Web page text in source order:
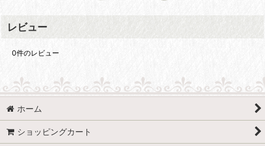
レビュー
0件のレビュー
ホーム
ショッピングカート